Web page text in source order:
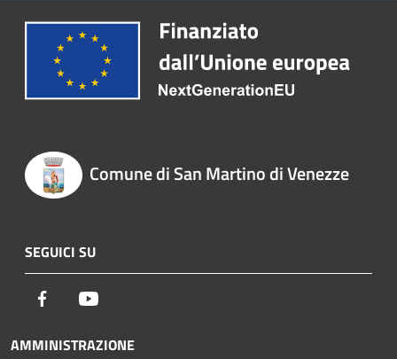
Comune di San Martino di Venezze
SEGUICI SU
Facebook
AMMINISTRAZIONE